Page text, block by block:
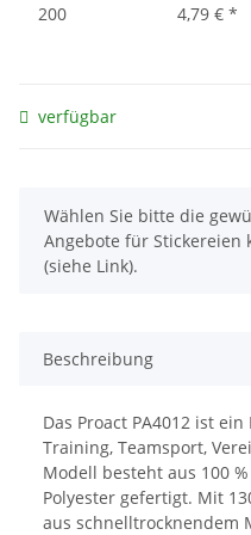
200
4,79 € *
verfügbar
x
Wählen Sie bitte die
Angebote für Stickereien
(siehe Link).
Beschreibung
Das Proact PA4012 ist
Training, Teamsport,
Modell besteht aus 100
Polyester gefertigt. Mit
aus schnelltrocknendem